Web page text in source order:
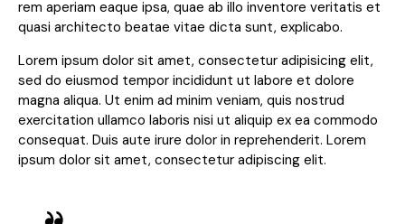
rem aperiam eaque ipsa, quae ab illo inventore veritatis et
quasi architecto beatae vitae dicta sunt, explicabo.
Lorem ipsum dolor sit amet, consectetur adipisicing elit,
sed do eiusmod tempor incididunt ut labore et dolore
magna aliqua. Ut enim ad minim veniam, quis nostrud
exercitation ullamco laboris nisi ut aliquip ex ea commodo
consequat. Duis aute irure dolor in reprehenderit. Lorem
ipsum dolor sit amet, consectetur adipiscing elit.